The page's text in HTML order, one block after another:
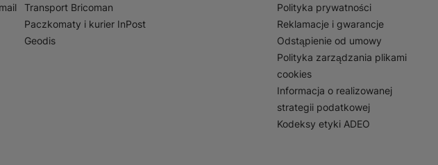
Transport Bricoman
Paczkomaty i kurier InPost
Geodis
Polityka prywatności
Reklamacje i gwarancje
Odstąpienie od umowy
Polityka zarządzania plikami
cookies
Informacja o realizowanej
strategii podatkowej
Kodeksy etyki ADEO